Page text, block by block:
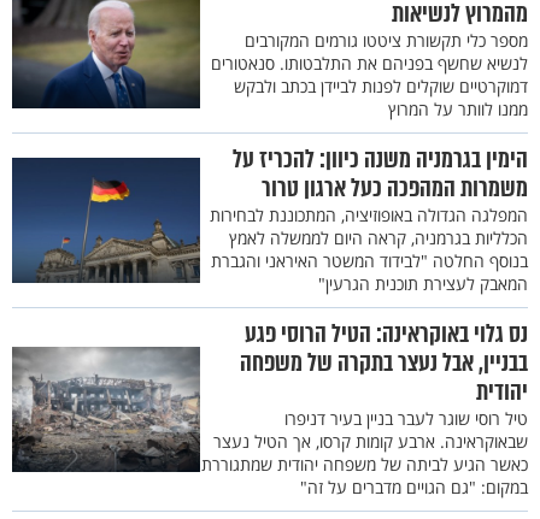
מהמרוץ לנשיאות
מספר כלי תקשורת ציטטו גורמים המקורבים
לנשיא שחשף בפניהם את התלבטותו. סנאטורים
דמוקרטיים שוקלים לפנות לביידן בכתב ולבקש
ממנו לוותר על המרוץ
הימין בגרמניה משנה כיוון: להכריז על
משמרות המהפכה כעל ארגון טרור
המפלגה הגדולה באופוזיציה, המתכוננת לבחירות
הכלליות בגרמניה, קראה היום לממשלה לאמץ
בנוסף החלטה "לבידוד המשטר האיראני והגברת
המאבק לעצירת תוכנית הגרעין"
נס גלוי באוקראינה: הטיל הרוסי פגע
בבניין, אבל נעצר בתקרה של משפחה
יהודית
טיל רוסי שוגר לעבר בניין בעיר דניפרו
שבאוקראינה. ארבע קומות קרסו, אך הטיל נעצר
כאשר הגיע לביתה של משפחה יהודית שמתגוררת
במקום: "גם הגויים מדברים על זה"